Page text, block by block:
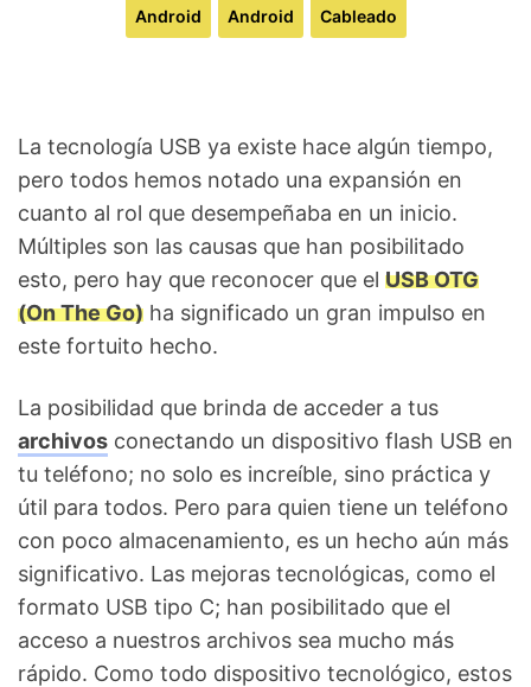
Android Android Cableado
La tecnología USB ya existe hace algún tiempo,
pero todos hemos notado una expansión en
cuanto al rol que desempeñaba en un inicio.
Múltiples son las causas que han posibilitado
esto, pero hay que reconocer que el USB OTG
(On The Go) ha significado un gran impulso en
este fortuito hecho.
La posibilidad que brinda de acceder a tus
archivos conectando un dispositivo flash USB en
tu teléfono; no solo es increíble, sino práctica y
útil para todos. Pero para quien tiene un teléfono
con poco almacenamiento, es un hecho aún más
significativo. Las mejoras tecnológicas, como el
formato USB tipo C; han posibilitado que el
acceso a nuestros archivos sea mucho más
rápido. Como todo dispositivo tecnológico, estos